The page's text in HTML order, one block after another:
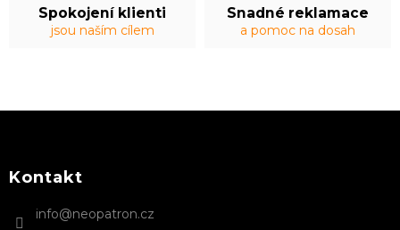
Spokojení klienti
jsou naším cílem
Snadné reklamace
a pomoc na dosah
aKontakt
info@neopatron.cz